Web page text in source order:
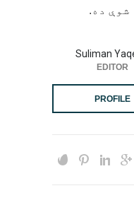
شوې ده.
Suliman
EDITOR
PROFILE